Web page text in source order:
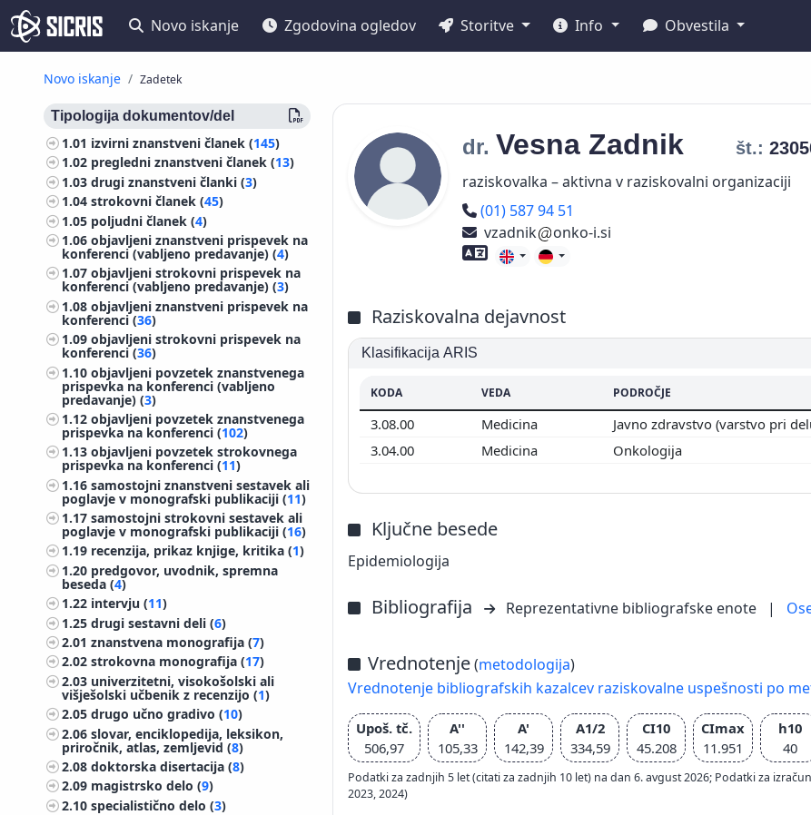
Novo iskanje Zgodovina ogledov Storitve Info Obvestila
Novo iskanje Zadetek
Tipologija dokumentov/del
1.01 izvirni znanstveni članek (145)
1.02 pregledni znanstveni članek (13)
1.03drugi znanstveni članki (3)
1.04strokovni članek (45)
1.05 poljudni članek (4)
1.06objavljeni znanstveni prispevek na
konferenci (vabljeno predavanje) (4)
1.07objavljeni strokovni prispevek na
konferenci (vabljeno predavanje) (3)
1.08objavljeni znanstveni prispevek na
konferenci (36)
1.09objavljeni strokovni prispevek na
konferenci (36)
1.10objavljeni povzetek znanstvenega
prispevka na konferenci (vabljeno
predavanje) (3)
1.12objavljeni povzetek znanstvenega
prispevka na konferenci (102)
1.13objavljeni povzetek strokovnega
prispevka na konferenci (11)
1.16samostojni znanstveni sestavek ali
poglavje v monografski publikaciji (11)
1.17samostojni strokovni sestavek ali
poglavje v monografski publikaciji (16)
1.19 recenzija, prikaz knjige, kritika (1)
1.20 predgovor, uvodnik, spremna
beseda (4)
1.22 intervju (11)
1.25drugi sestavni deli (6)
2.01znanstvena monografija (7)
2.02strokovna monografija (17)
2.03 univerzitetni, visokošolski ali
višješolski učbenik z recenzijo (1)
2.05drugo učno gradivo (10)
2.06slovar, enciklopedija, leksikon,
priročnik, atlas, zemljevid (8)
2.08doktorska disertacija (8)
2.09 magistrsko delo (9)
2.10specialistično delo (3)
dr. Vesna Zadnik št.:
raziskovalka – aktivna v raziskovalni organizaciji
Telefon
(01) 587 94 51
vzadnik
onko-i.si
Znanje tujih jezikov
Raziskovalna dejavnost
Klasifikacija ARIS
KODA VEDA PODROČJE
3.08.00 Medicina
Javno zdravstvo (varstvo pri
3.04.00
Medicina Onkologija
Ključne besede
Epidemiologija
Bibliografija Reprezentativne bibliografske enote |
Vrednotenje(metodologija)
Vrednotenje bibliografskih kazalcev raziskovalne uspešnosti po
Upoš. tč.
506,97
A''
105,33
A'
142,39
A1/2
334,59
CI10
45.208
CImax
11.951
h10
40
Podatki za zadnjih 5 let (citati za zadnjih 10 let) na dan 6. avgust 2026; Podatki za
2023, 2024)